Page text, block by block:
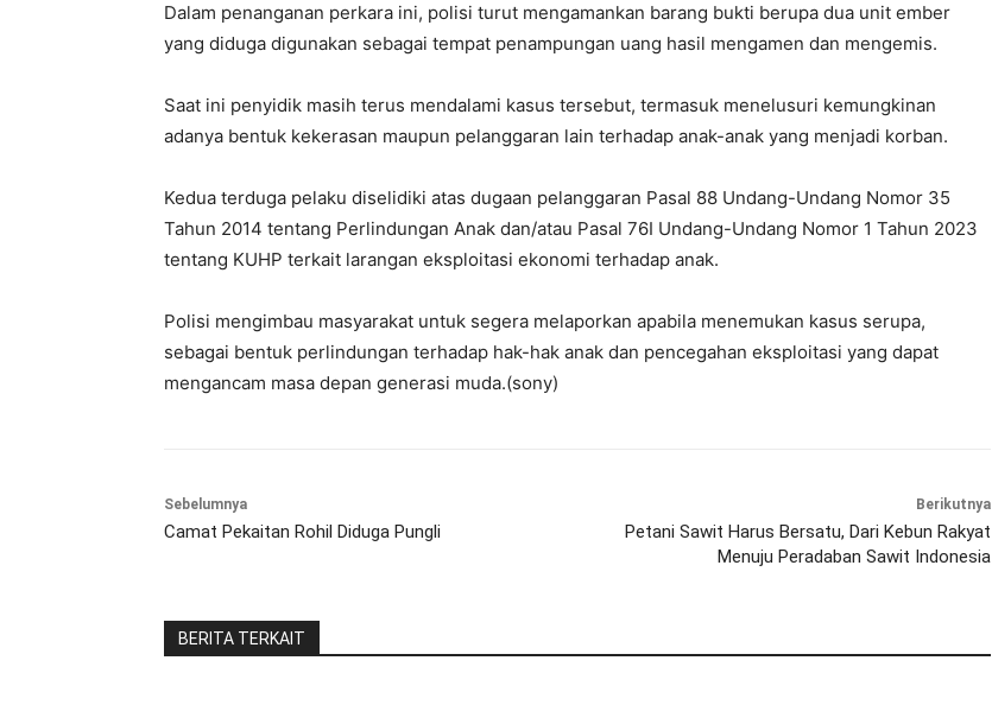
Dalam penanganan perkara ini, polisi turut mengamankan barang bukti berupa dua unit ember
yang diduga digunakan sebagai tempat penampungan uang hasil mengamen dan mengemis.
Saat ini penyidik masih terus mendalami kasus tersebut, termasuk menelusuri kemungkinan
adanya bentuk kekerasan maupun pelanggaran lain terhadap anak-anak yang menjadi korban.
Kedua terduga pelaku diselidiki atas dugaan pelanggaran Pasal 88 Undang-Undang Nomor 35
Tahun 2014 tentang Perlindungan Anak dan/atau Pasal 76I Undang-Undang Nomor 1 Tahun 2023
tentang KUHP terkait larangan eksploitasi ekonomi terhadap anak.
Polisi mengimbau masyarakat untuk segera melaporkan apabila menemukan kasus serupa,
sebagai bentuk perlindungan terhadap hak-hak anak dan pencegahan eksploitasi yang dapat
mengancam masa depan generasi muda.(sony)
Sebelumnya
Camat Pekaitan Rohil Diduga Pungli
Berikutnya
Petani Sawit Harus Bersatu, Dari Kebun Rakyat
Menuju Peradaban Sawit Indonesia
BERITA TERKAIT